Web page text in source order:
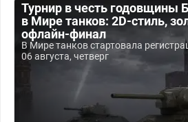
Турнир в честь годовщины
в Мире танков: 2D-стиль,
офлайн-финал
В Мире танков стартовала
06 августа, четверг